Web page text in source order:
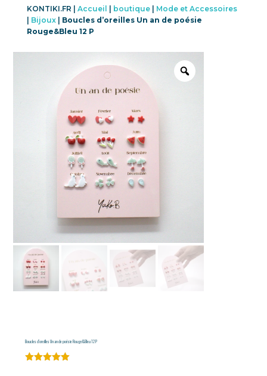
KONTIKI.FR | Accueil boutique| Mode et Accessoires
Bijoux| Boucles d’oreilles Un an de poésie
Rouge&Bleu 12 P
Boucles d’oreilles Un an de poésie Rouge&Bleu 12 P